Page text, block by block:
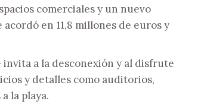
comerciales y un nuevo
en 11,8 millones de euros y
a la desconexión y al disfrute
y detalles como auditorios,
la playa.